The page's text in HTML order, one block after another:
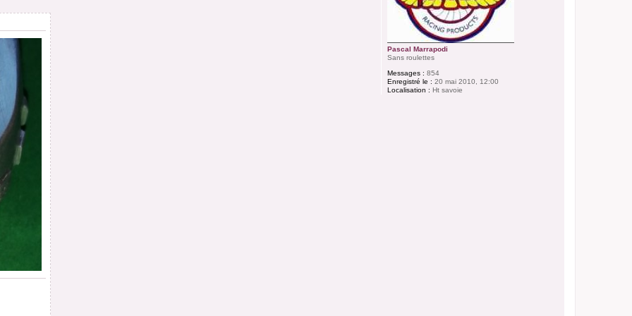
Pascal Marrapodi
Sans roulettes
Messages : 854
Enregistré le : 20 mai 2010, 12:00
Localisation : Ht savoie